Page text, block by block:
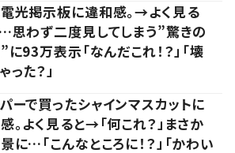
光掲示板に違和感。→よく見る
わず二度見してしまう”驚きの
93万表示「なんだこれ！？」「壊
った？」
ーで買ったシャインマスカットに
。よく見ると→「何これ？」まさか
に…「こんなところに！？」「かわい